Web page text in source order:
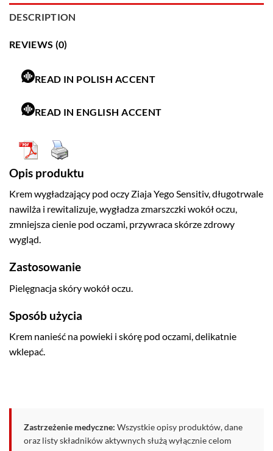
DESCRIPTION
REVIEWS (0)
READ IN POLISH ACCENT
READ IN ENGLISH ACCENT
Opis produktu
Krem wygładzający pod oczy Ziaja Yego Sensitiv, długotrwale
nawilża i rewitalizuje, wygładza zmarszczki wokół oczu,
zmniejsza cienie pod oczami, przywraca skórze zdrowy
wygląd.
Zastosowanie
Pielęgnacja skóry wokół oczu.
Sposób użycia
Krem nanieść na powieki i skórę pod oczami, delikatnie
wklepać.
Zastrzeżenie medyczne: Wszystkie opisy produktów, dane
oraz listy składników aktywnych służą wyłącznie celom